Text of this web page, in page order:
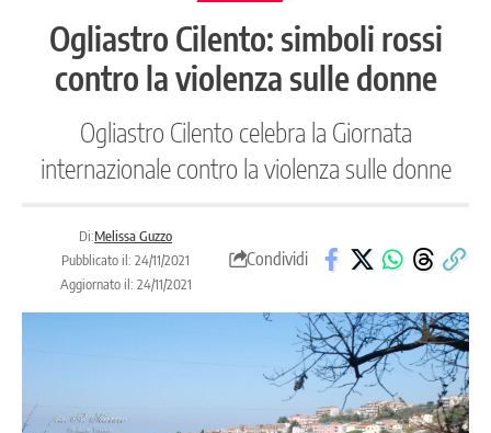
Ogliastro Cilento: simboli rossi
contro la violenza sulle donne
Ogliastro Cilento celebra la Giornata
internazionale contro la violenza sulle donne
Di:Melissa Guzzo
Pubblicato il: 24/11/2021
Aggiornato il: 24/11/2021
Condividi